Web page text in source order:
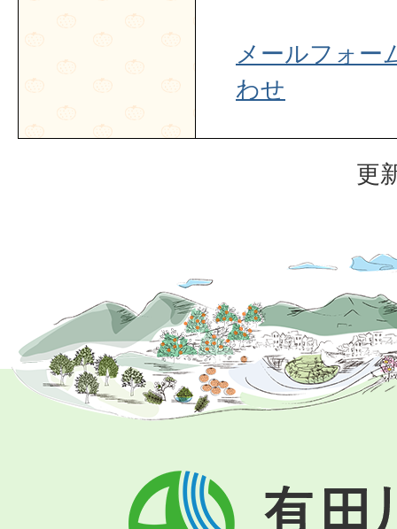
メールフォー
わせ
更
有
田